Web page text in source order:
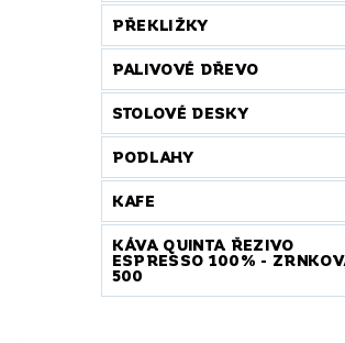
PŘEKLIŽKY
PALIVOVÉ DŘEVO
STOLOVÉ DESKY
PODLAHY
KAFE
KÁVA QUINTA ŘEZIVO
ESPRESSO 100% -
500